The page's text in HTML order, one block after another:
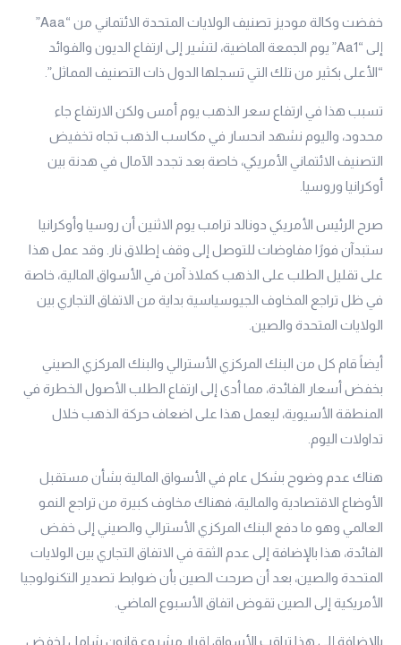
خفضت وكالة موديز تصنيف الولايات المتحدة الائتماني من “Aaa”
إلى “Aa1” يوم الجمعة الماضية، لتشير إلى ارتفاع الديون والفوائد
“الأعلى بكثير من تلك التي تسجلها الدول ذات التصنيف المماثل”.
تسبب هذا في ارتفاع سعر الذهب يوم أمس ولكن الارتفاع جاء
محدود، واليوم نشهد انحسار في مكاسب الذهب تجاه تخفيض
التصنيف الائتماني الأمريكي، خاصة بعد تجدد الآمال في هدنة بين
أوكرانيا وروسيا.
صرح الرئيس الأمريكي دونالد ترامب يوم الاثنين أن روسيا وأوكرانيا
ستبدآن فورًا مفاوضات للتوصل إلى وقف إطلاق نار. وقد عمل هذا
على تقليل الطلب على الذهب كملاذ آمن في الأسواق المالية، خاصة
في ظل تراجع المخاوف الجيوسياسية بداية من الاتفاق التجاري بين
الولايات المتحدة والصين.
أيضاً قام كل من البنك المركزي الأسترالي والبنك المركزي الصيني
بخفض أسعار الفائدة، مما أدى إلى ارتفاع الطلب الأصول الخطرة في
المنطقة الأسيوية، ليعمل هذا على اضعاف حركة الذهب خلال
تداولات اليوم.
هناك عدم وضوح بشكل عام في الأسواق المالية بشأن مستقبل
الأوضاع الاقتصادية والمالية، فهناك مخاوف كبيرة من تراجع النمو
العالمي وهو ما دفع البنك المركزي الأسترالي والصيني إلى خفض
الفائدة، هذا بالإضافة إلى عدم الثقة في الاتفاق التجاري بين الولايات
المتحدة والصين، بعد أن صرحت الصين بأن ضوابط تصدير التكنولوجيا
الأمريكية إلى الصين تقوض اتفاق الأسبوع الماضي.
بالإضافة إلى هذا تراقب الأسواق إقرار مشروع قانون شامل لخفض